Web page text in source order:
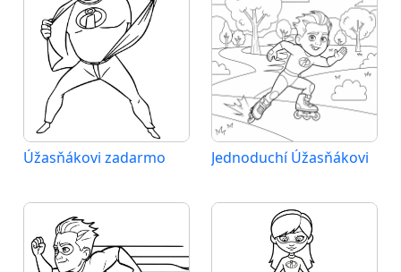
Úžasňákovi zadarmo Jednoduchí Úžasňákovi